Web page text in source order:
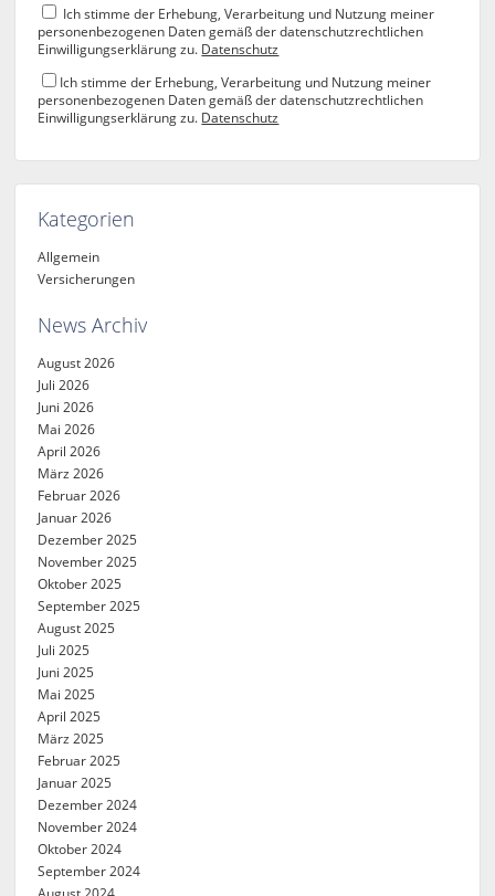
Ich stimme der Erhebung, Verarbeitung und Nutzung meiner
personenbezogenen Daten gemäß der datenschutzrechtlichen
Einwilligungserklärung zu. Datenschutz
Ich stimme der Erhebung, Verarbeitung und Nutzung meiner
personenbezogenen Daten gemäß der datenschutzrechtlichen
Einwilligungserklärung zu. Datenschutz
Kategorien
Allgemein
Versicherungen
News Archiv
August 2026
Juli 2026
Juni 2026
Mai 2026
April 2026
März 2026
Februar 2026
Januar 2026
Dezember 2025
November 2025
Oktober 2025
September 2025
August 2025
Juli 2025
Juni 2025
Mai 2025
April 2025
März 2025
Februar 2025
Januar 2025
Dezember 2024
November 2024
Oktober 2024
September 2024